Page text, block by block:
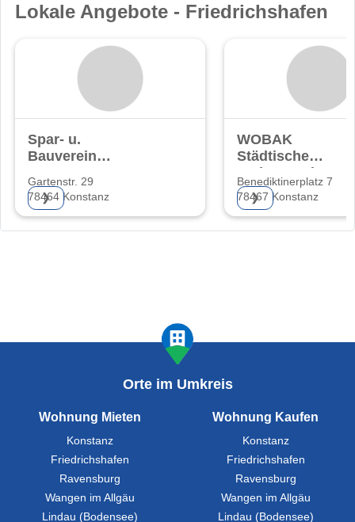
Lokale Angebote - Friedrichshafen
Spar- u.
Bauverein
Gartenstr. 29
78464 Konstanz
❯
WOBAK
Städtische
mbH
Benediktinerplatz 7
78467 Konstanz
❯
Orte im Umkreis
Wohnung Mieten
Konstanz
Friedrichshafen
Ravensburg
Wangen im Allgäu
Lindau (Bodensee)
Wohnung Kaufen
Konstanz
Friedrichshafen
Ravensburg
Wangen im Allgäu
Lindau (Bodensee)